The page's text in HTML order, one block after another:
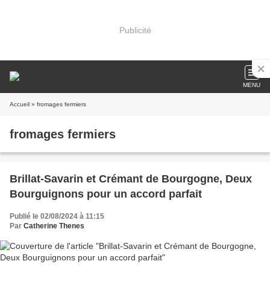
Publicité
MENU
Accueil » fromages fermiers
fromages fermiers
Brillat-Savarin et Crémant de Bourgogne, Deux
Bourguignons pour un accord parfait
Publié le 02/08/2024 à 11:15
Par Catherine Thenes